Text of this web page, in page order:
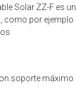
Solar ZZ-F es
como por ejemplo
soporte máximo